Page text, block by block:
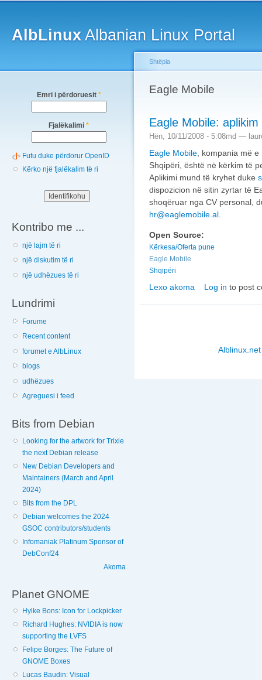
AlbLinuxAlbanian Linux Portal
Emri i përdoruesit *
Fjalëkalimi *
Futu duke përdorur OpenID
Kërko një fjalëkalim të ri
Kontribo me ...
një lajm të ri
një diskutim të ri
një udhëzues të ri
Lundrimi
Forume
Recent content
forumet e AlbLinux
blogs
udhëzues
Agreguesi i feed
Bits from Debian
Looking for the artwork for Trixie
the next Debian release
New Debian Developers and
Maintainers (March and April
2024)
Bits from the DPL
Debian welcomes the 2024
GSOC contributors/students
Infomaniak Platinum Sponsor of
DebConf24
Akoma
Planet GNOME
Hylke Bons: Icon for Lockpicker
Richard Hughes: NVIDIA is now
supporting the LVFS
Felipe Borges: The Future of
GNOME Boxes
Lucas Baudin: Visual
You are here
Shtëpia
Eagle Mobile
Eagle Mobile:
Hën, 10/11/2008 - 5:08md —
Eagle Mobile , kompania më
Shqipëri, është në kërkim të
Aplikimi mund të kryhet duke
dispozicion në sitin zyrtar të
shoqëruar nga CV personal,
hr@eaglemobile.al
Open Source:
Kërkesa/Oferta pune
Eagle Mobile
Shqipëri
Lexo akoma nga Eagle Mobile:
Log in to post
Alblinux.net